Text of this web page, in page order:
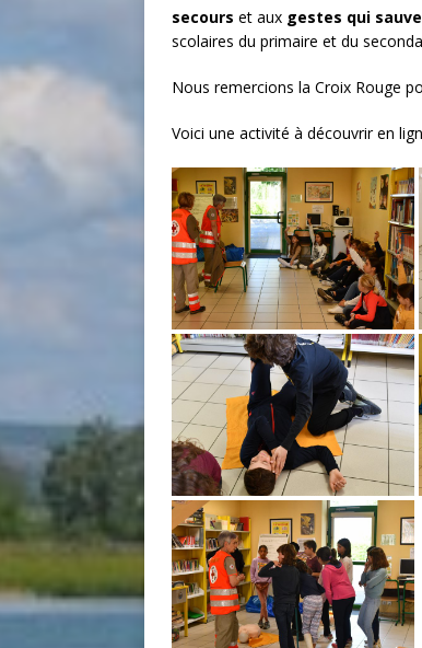
secours et aux gestes qui
scolaires du primaire et du
Nous remercions la Croix Rouge
Voici une activité à découvrir en